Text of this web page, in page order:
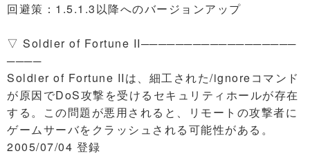
回避策：1.5.1.3以降へのバージョンアップ
▽ Soldier of Fortune II──────────────────
────
Soldier of Fortune IIは、細工された/ignoreコマンド
が原因でDoS攻撃を受けるセキュリティホールが存在
する。この問題が悪用されると、リモートの攻撃者に
ゲームサーバをクラッシュされる可能性がある。
2005/07/04 登録